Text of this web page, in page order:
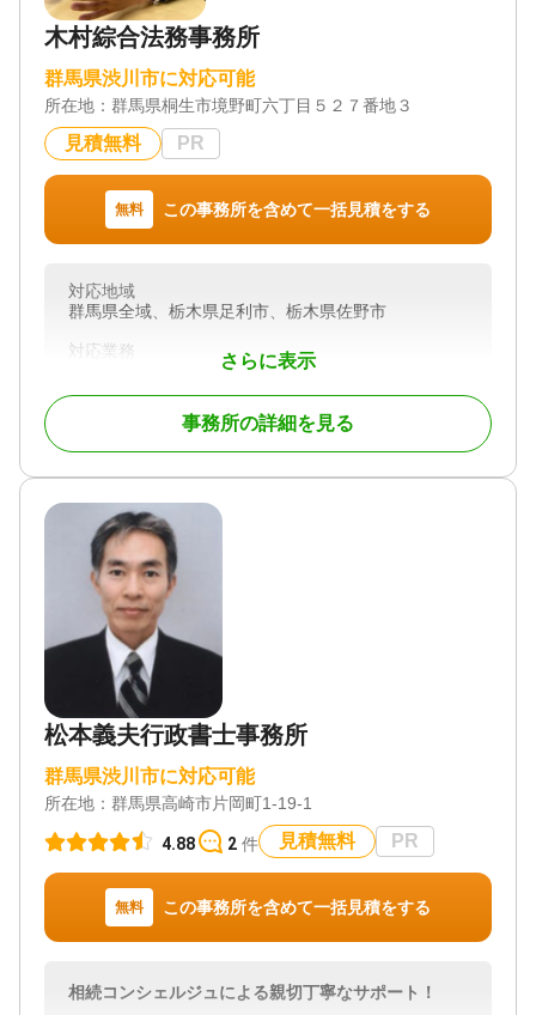
木村綜合法務事務所
群馬県渋川市に対応可能
所在地： 群馬県桐生市境野町六丁目５２７番地３
見積無料 PR
無料 この事務所を含めて一括見積をする
さらに表示
対応地域
群馬県全域、栃木県足利市、栃木県佐野市
対応業務
遺言書 / 遺産分割 / 相続財産調査 / 相続登記 / 相続放
棄 / 家族信託 / 相続手続き / 銀行手続き / 戸籍収集 /
相続人調査 / 生前贈与（不動産名義変更）
対応体制
電話相談可 / 訪問可 / 土日相談可 / 初回相談無料 / 18
時以降相談可 / オンライン面談可 / 事務所面談可
事務所の詳細を見る
松本義夫行政書士事務所
群馬県渋川市に対応可能
所在地： 群馬県高崎市片岡町1-19-1
4.88 2 件 見積無料 PR
無料 この事務所を含めて一括見積をする
相続コンシェルジュによる親切丁寧なサポート！